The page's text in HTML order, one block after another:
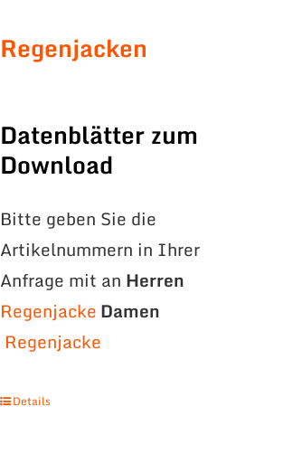
Regenjacken
Datenblätter zum
Download
Bitte geben Sie die
Artikelnummern in Ihrer
Anfrage mit an Herren
RegenjackeDamen
Regenjacke
Details